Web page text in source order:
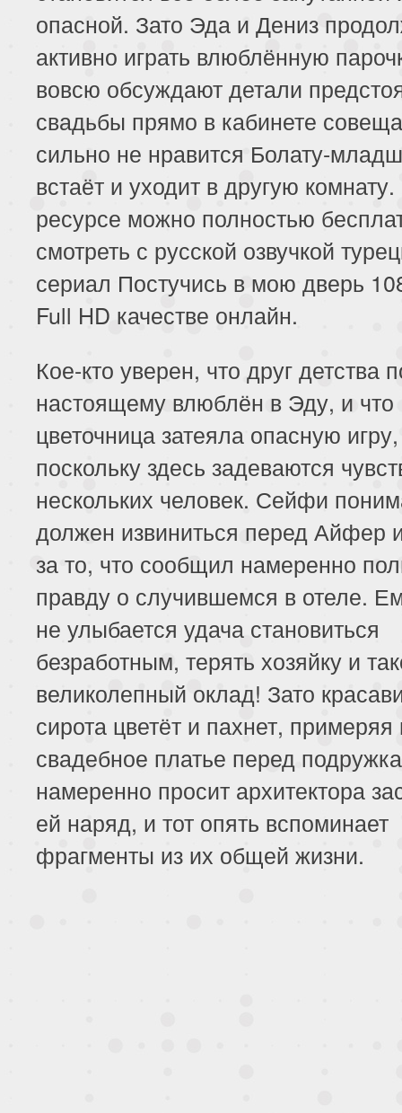
опасной. Зато Эда и Дениз
активно играть влюблённую
вовсю обсуждают детали
свадьбы прямо в кабинете
сильно не нравится Болату-
встаёт и уходит в другую
ресурсе можно полностью
смотреть с русской озвучкой
сериал Постучись в мою дверь
Full HD качестве онлайн.
Кое-кто уверен, что друг детства
настоящему влюблён в Эду, и что
цветочница затеяла опасную игру,
поскольку здесь задеваются
нескольких человек. Сейфи
должен извиниться перед Айфер
за то, что сообщил намеренно
правду о случившемся в отеле.
не улыбается удача становиться
безработным, терять хозяйку и
великолепный оклад! Зато
сирота цветёт и пахнет, примеряя
свадебное платье перед
намеренно просит архитектора
ей наряд, и тот опять вспоминает
фрагменты из их общей жизни.